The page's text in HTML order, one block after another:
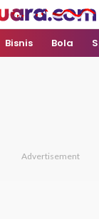
Bisnis Bola